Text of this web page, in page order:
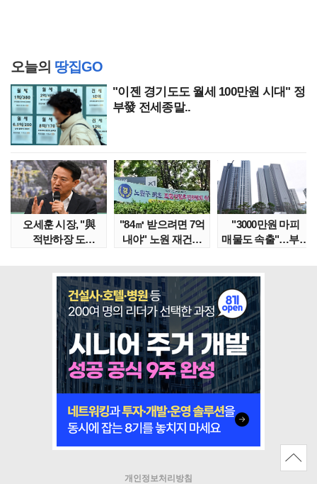
오늘의 땅집GO
"이젠 경기도도 월세 100만원 시대" 정
부發 전세종말..
오세훈 시장, "與
적반하장 도
"84㎡ 받으려면 7억
내야" 노원 재건축
"3000만원 마피
매물도 속출"…부산
개인정보처리방침